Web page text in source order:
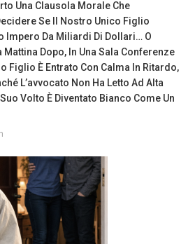
Una Clausola Morale Che
Se Il Nostro Unico Figlio
Impero Da Miliardi Di Dollari… O
Mattina Dopo, In Una Sala Conferenze
Figlio È Entrato Con Calma In Ritardo,
L’avvocato Non Ha Letto Ad Alta
Volto È Diventato Bianco Come Un